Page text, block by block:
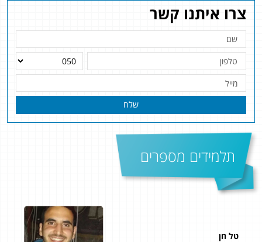
צרו איתנו קשר
שלח
תלמידים מספרים
טל חן